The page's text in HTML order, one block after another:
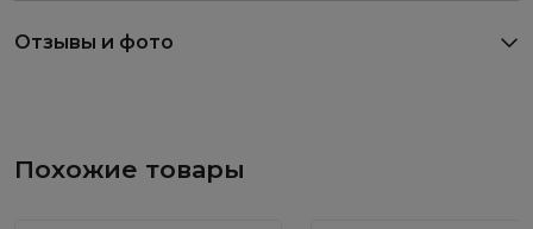
Отзывы и фото
Похожие товары